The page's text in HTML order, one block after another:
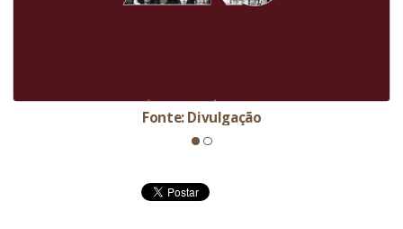
Fonte: Divulgação